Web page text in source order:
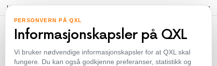
PERSONVERN PÅ QXL
Informasjonskapsler på QXL
Vi bruker nødvendige informasjonskapsler for at QXL skal
fungere. Du kan også godkjenne preferanser, statistikk og
Hei!Logg innellerregistrer deg Selg